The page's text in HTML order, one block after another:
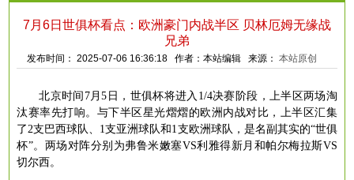
7月6日世俱杯看点：欧洲豪门内战半区 贝林厄姆无缘战
兄弟
发布时间： 2025-07-06 16:36:18 作者：本站编辑 来源：本站原创
北京时间 7月5日，世俱杯将进入1/4决赛阶段，上半区两场淘
汰赛率先打响。与下半区星光熠熠的欧洲内战对比，上半区汇集
了2支巴西球队、1支亚洲球队和1支欧洲球队，是名副其实的“世俱
杯”。两场对阵分别为弗鲁米嫩塞VS利雅得新月和帕尔梅拉斯VS
切尔西。